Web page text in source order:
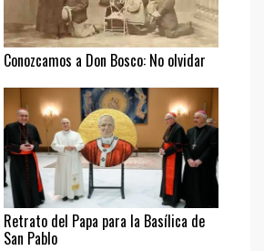
Conozcamos a Don Bosco: No olvidar
Retrato del Papa para la Basílica de
San Pablo